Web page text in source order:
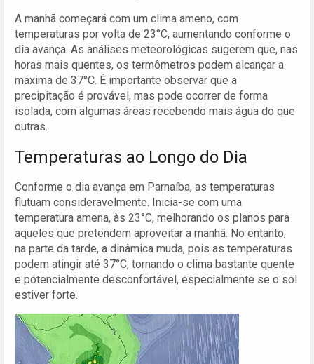
A manhã começará com um clima ameno, com
temperaturas por volta de 23°C, aumentando conforme o
dia avança. As análises meteorológicas sugerem que, nas
horas mais quentes, os termômetros podem alcançar a
máxima de 37°C. É importante observar que a
precipitação é provável, mas pode ocorrer de forma
isolada, com algumas áreas recebendo mais água do que
outras.
Temperaturas ao Longo do Dia
Conforme o dia avança em Parnaíba, as temperaturas
flutuam consideravelmente. Inicia-se com uma
temperatura amena, às 23°C, melhorando os planos para
aqueles que pretendem aproveitar a manhã. No entanto,
na parte da tarde, a dinâmica muda, pois as temperaturas
podem atingir até 37°C, tornando o clima bastante quente
e potencialmente desconfortável, especialmente se o sol
estiver forte.